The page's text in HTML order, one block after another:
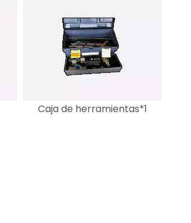
Caja de herramientas*1